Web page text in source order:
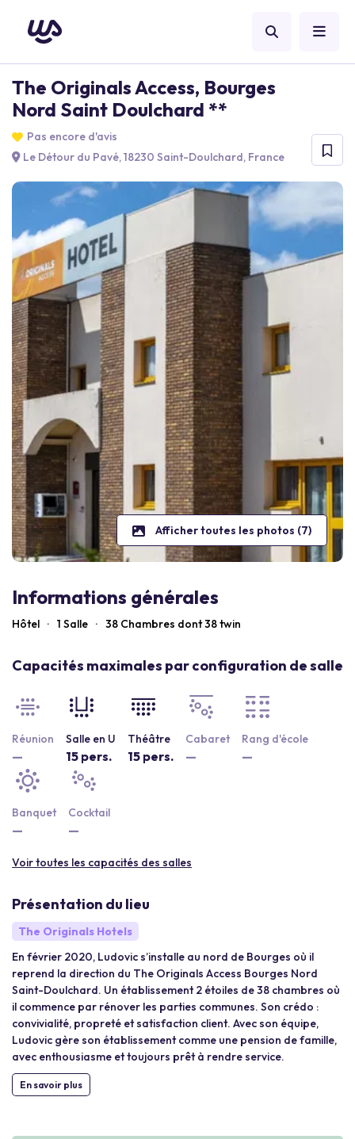
The Originals Access, Bourges
Nord Saint Doulchard **
Pas encore d'avis
Le Détour du Pavé, 18230 Saint-Doulchard, France
Afficher toutes les photos (7)
Informations générales
Hôtel · 1 Salle · 38 Chambres dont 38 twin
Capacités maximales par configuration de salle
Réunion
—
Salle en U
15 pers.
Théâtre
15 pers.
Cabaret
—
Rang d'école
—
Banquet
—
Cocktail
—
Voir toutes les capacités des salles
Présentation du lieu
The Originals Hotels
En février 2020, Ludovic s’installe au nord de Bourges où il
reprend la direction du The Originals Access Bourges Nord
Saint-Doulchard. Un établissement 2 étoiles de 38 chambres où
il commence par rénover les parties communes. Son crédo :
convivialité, propreté et satisfaction client. Avec son équipe,
Ludovic gère son établissement comme une pension de famille,
avec enthousiasme et toujours prêt à rendre service.
En savoir plus